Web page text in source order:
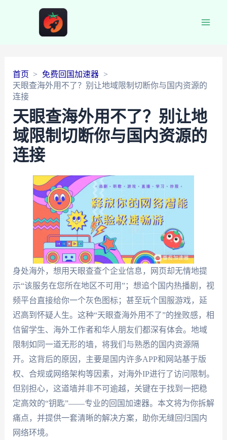
首页
免费回国加速器
天眼查海外用不了？别让地域限制切断你与国内资源的
连接
天眼查海外用不了？别让地
域限制切断你与国内资源的
连接
身处海外，想用天眼查查个企业信息，网页却无情地提
示“该服务在您所在地区不可用”；想追个国内热播剧，视
频平台直接给你一个灰色图标；甚至玩个国服游戏，延
迟高到怀疑人生。这种“天眼查海外用不了”的挫败感，相
信留学生、海外工作者和华人朋友们都深有体会。地域
限制如同一道无形的墙，将我们与熟悉的国内资源隔
开。这背后的原因，主要是国内许多APP和网站基于版
权、合规或网络架构等因素，对海外IP进行了访问限制。
但别担心，这道墙并非不可逾越，关键在于找到一把稳
定高效的“钥匙”——专业的回国加速器。本文将为你拆解
痛点，并提供一套清晰的解决方案，助你无缝回归国内
网络环境。